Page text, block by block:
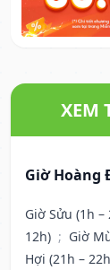
XEM
Giờ Hoàng
Giờ Sửu (1h –
12h) ; Giờ
Hợi (21h –